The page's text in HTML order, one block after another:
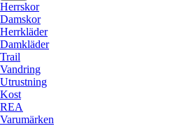
Herrskor
Damskor
Herrkläder
Damkläder
Trail
Vandring
Utrustning
Kost
REA
Varumärken